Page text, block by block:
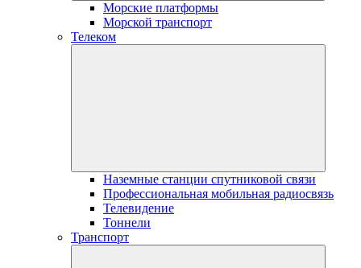
Морские платформы
Морской транспорт
Телеком
Наземные станции спутниковой связи
Профессиональная мобильная радиосвязь
Телевидение
Тоннели
Транспорт